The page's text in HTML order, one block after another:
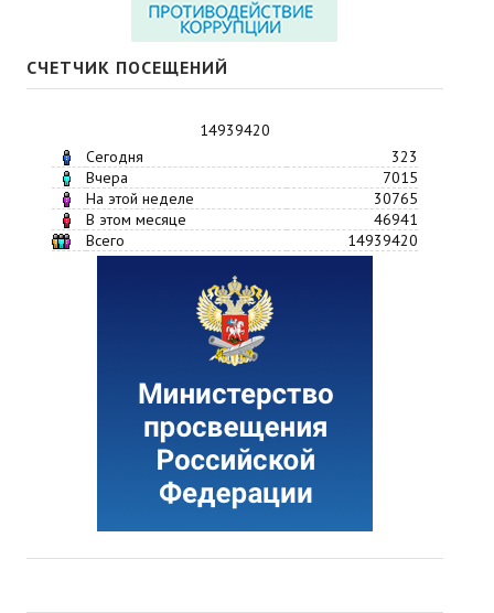
СЧЕТЧИК ПОСЕЩЕНИЙ
14939420
Сегодня
323
Вчера
7015
На этой неделе
30765
В этом месяце
46941
Всего
14939420